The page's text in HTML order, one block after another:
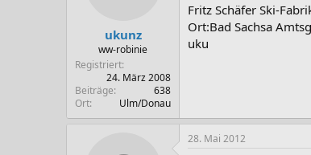
ukunz
ww-robinie
Registriert
24. März 2008
Beiträge
638
Ort
Ulm/Donau
Fritz Schäfer Ski-
Ort:Bad Sachsa
uku
28. Mai 2012